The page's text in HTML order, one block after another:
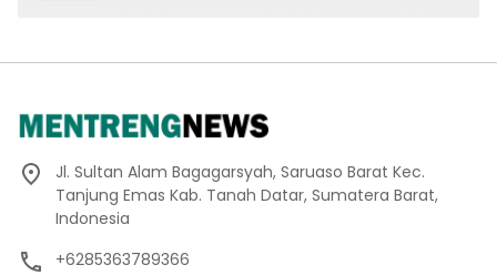
Jl. Sultan Alam Bagagarsyah, Saruaso Barat Kec.
Tanjung Emas Kab. Tanah Datar, Sumatera Barat,
Indonesia
+6285363789366